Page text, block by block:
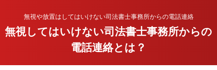
無視や放置はしてはいけない司法書士事務所からの電話連絡
無視してはいけない司法書士事務所からの
電話連絡とは？